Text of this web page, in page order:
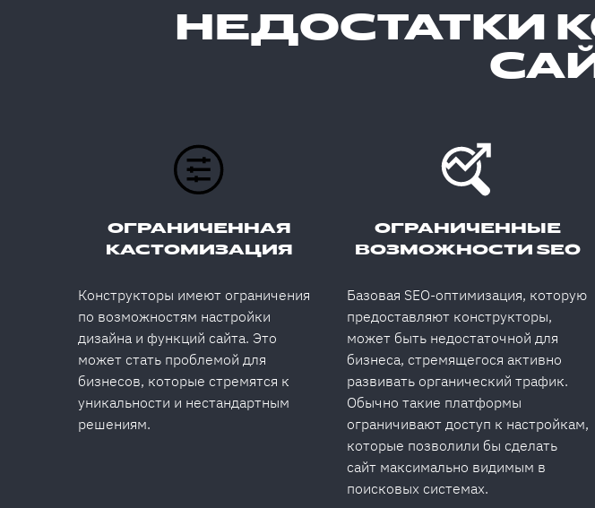
НЕДОСТАТКИ
ОГРАНИЧЕННАЯ
КАСТОМИЗАЦИЯ
Конструкторы имеют ограничения
по возможностям настройки
дизайна и функций сайта. Это
может стать проблемой для
бизнесов, которые стремятся к
уникальности и нестандартным
решениям.
ОГРАНИЧЕННЫЕ
ВОЗМОЖНОСТИ SEO
Базовая SEO-оптимизация, которую
предоставляют конструкторы,
может быть недостаточной для
бизнеса, стремящегося активно
развивать органический трафик.
Обычно такие платформы
ограничивают доступ к настройкам,
которые позволили бы сделать
сайт максимально видимым в
поисковых системах.